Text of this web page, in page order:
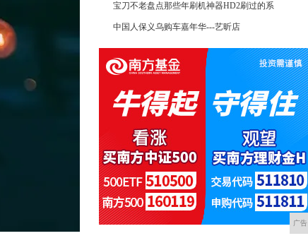
宝刀不老盘点那些年刷机神器HD2刷过的系
中国人保义乌购车嘉年华---艺昕店
广告